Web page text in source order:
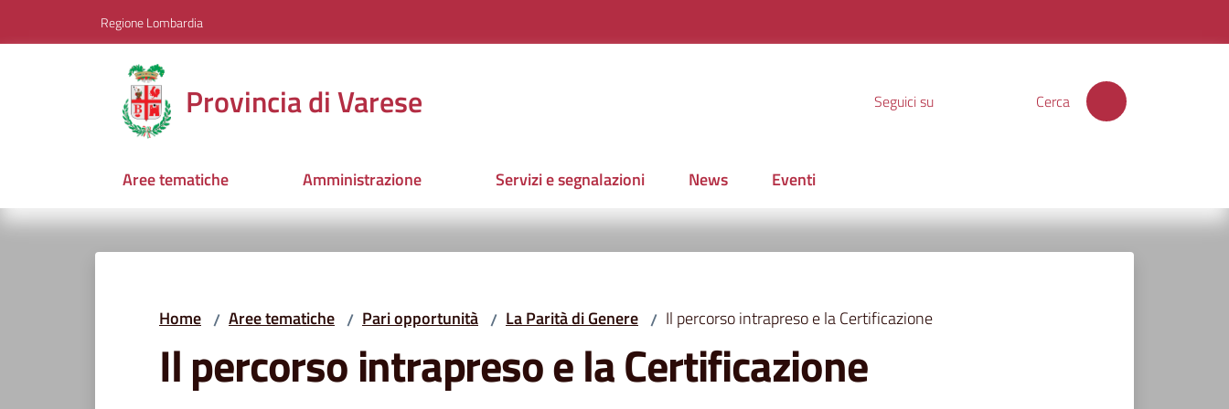
Regione Lombardia
Provincia di Varese Seguici su Cerca
Aree tematiche Amministrazione Servizi e segnalazioni News Eventi
Home / Aree tematiche / Pari opportunità / La Parità di Genere / Il percorso intrapreso e la Certificazione
Il percorso intrapreso e la Certificazione